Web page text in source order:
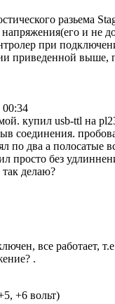
разьема
и не
при
приведенной
00:34
купил usb-ttl на
соединения.
по два а полосатые
просто без
делаю?
все работает,
.
+6 вольт)